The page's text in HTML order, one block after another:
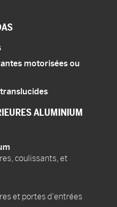
motorisées ou
ALUMINIUM
coulissants, et
et portes d’entrées